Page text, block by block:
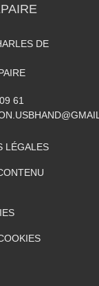
DE
61
LÉGALES